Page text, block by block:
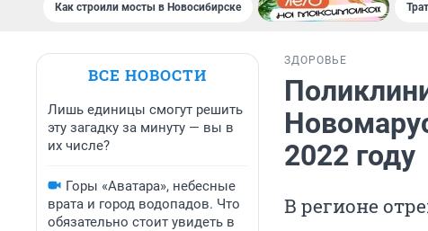
Как строили мосты в Новосибирске
ВСЕ НОВОСТИ
Лишь единицы смогут решить
эту загадку за минуту — вы в
их числе?
Горы «Аватара», небесные
врата и город водопадов. Что
обязательно стоит увидеть в
ЗДОРОВЬЕ
2022 году
В регионе